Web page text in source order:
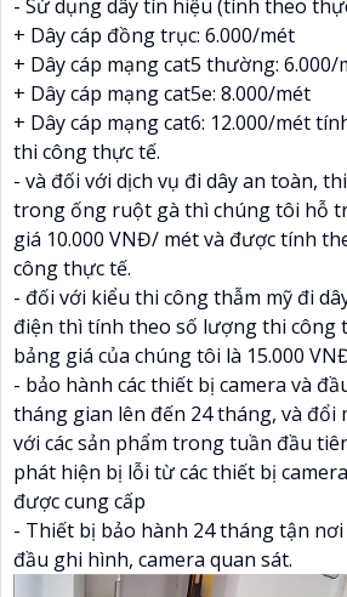
- Sử dụng dây tín hiệu (tính theo
+ Dây cáp đồng trục: 6.000/mét
+ Dây cáp mạng cat5 thường: 6.000/
+ Dây cáp mạng cat5e: 8.000/mét
+ Dây cáp mạng cat6: 12.000/mét
thi công thực tế.
- và đối với dịch vụ đi dây an toàn,
trong ống ruột gà thì chúng tôi hỗ
giá 10.000 VNĐ/ mét và được tính
công thực tế.
- đối với kiểu thi công thẫm mỹ đi
điện thì tính theo số lượng thi công
bảng giá của chúng tôi là 15.000
- bảo hành các thiết bị camera và
tháng gian lên đến 24 tháng, và đổi
với các sản phẩm trong tuần đầu
phát hiện bị lỗi từ các thiết bị
được cung cấp
- Thiết bị bảo hành 24 tháng tận
đầu ghi hình, camera quan sát.